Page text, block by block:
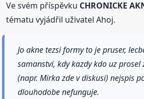
Ve svém příspěvku CHRONICKE
tématu vyjádřil uživatel Ahoj.
Jo akne tezsi formy to je pruser,
samanstvi, kdy kazdy kdo uz
(napr. Mirka zde v diskusi) nejspis
dlouhodobe nefunguje.